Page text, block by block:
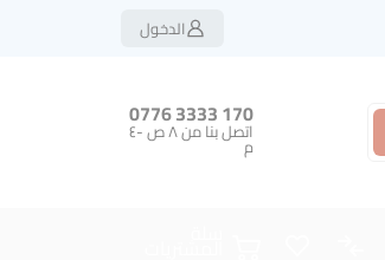
الدخول
170 3333 0776 اتصل بنا من ٨ ص -٤
م